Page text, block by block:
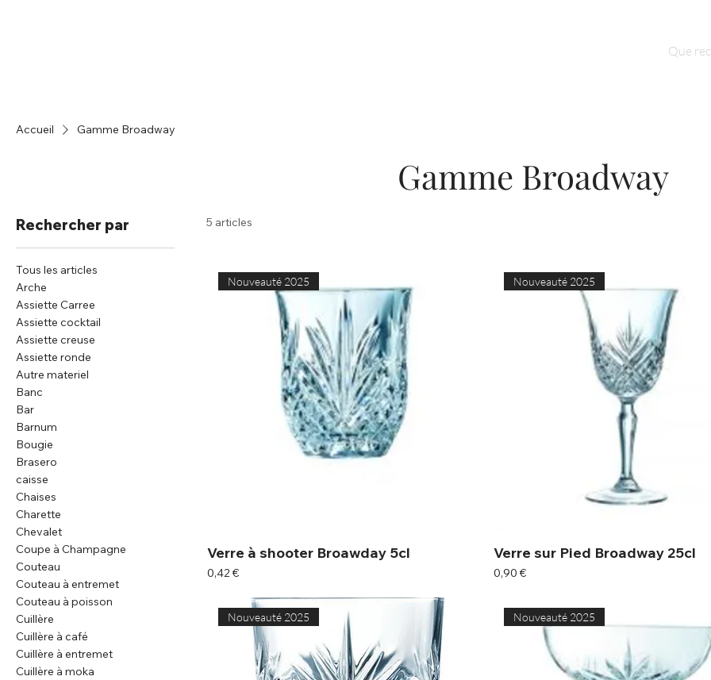
Accueil Gamme Broadway
Gamme Broadway
Rechercher par
Tous les articles
Arche
Assiette Carree
Assiette cocktail
Assiette creuse
Assiette ronde
Autre materiel
Banc
Bar
Barnum
Bougie
Brasero
caisse
Chaises
Charette
Chevalet
Coupe à Champagne
Couteau
Couteau à entremet
Couteau à poisson
Cuillère
Cuillère à café
Cuillère à entremet
Cuillère à moka
5 articles
Nouveauté 2025
Verre à shooter Broawday 5cl
Prix
0,42 €
Nouveauté 2025
Verre sur Pied Broadway 25cl
Prix
0,90 €
Nouveauté 2025 Nouveauté 2025